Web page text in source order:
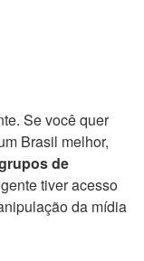
Se você quer
Brasil melhor,
de
tiver acesso
da mídia